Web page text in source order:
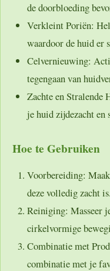
de doorbloeding
Verkleint Poriën:
waardoor de huid er
Celvernieuwing:
tegengaan van
Zachte en Stralende
je huid zijdezacht en
Hoe te Gebruiken
Voorbereiding:
deze volledig zacht is.
Reiniging: Masseer
cirkelvormige
Combinatie met
combinatie met je